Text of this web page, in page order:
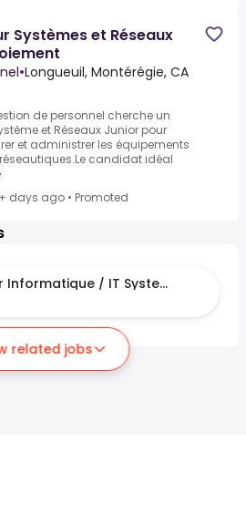
Systèmes et Réseaux
•Longueuil, Montérégie, CA
de personnel cherche un
et Réseaux Junior pour
et administrer les équipements
candidat idéal
days ago • Promoted
related jobs
Informatique / IT System